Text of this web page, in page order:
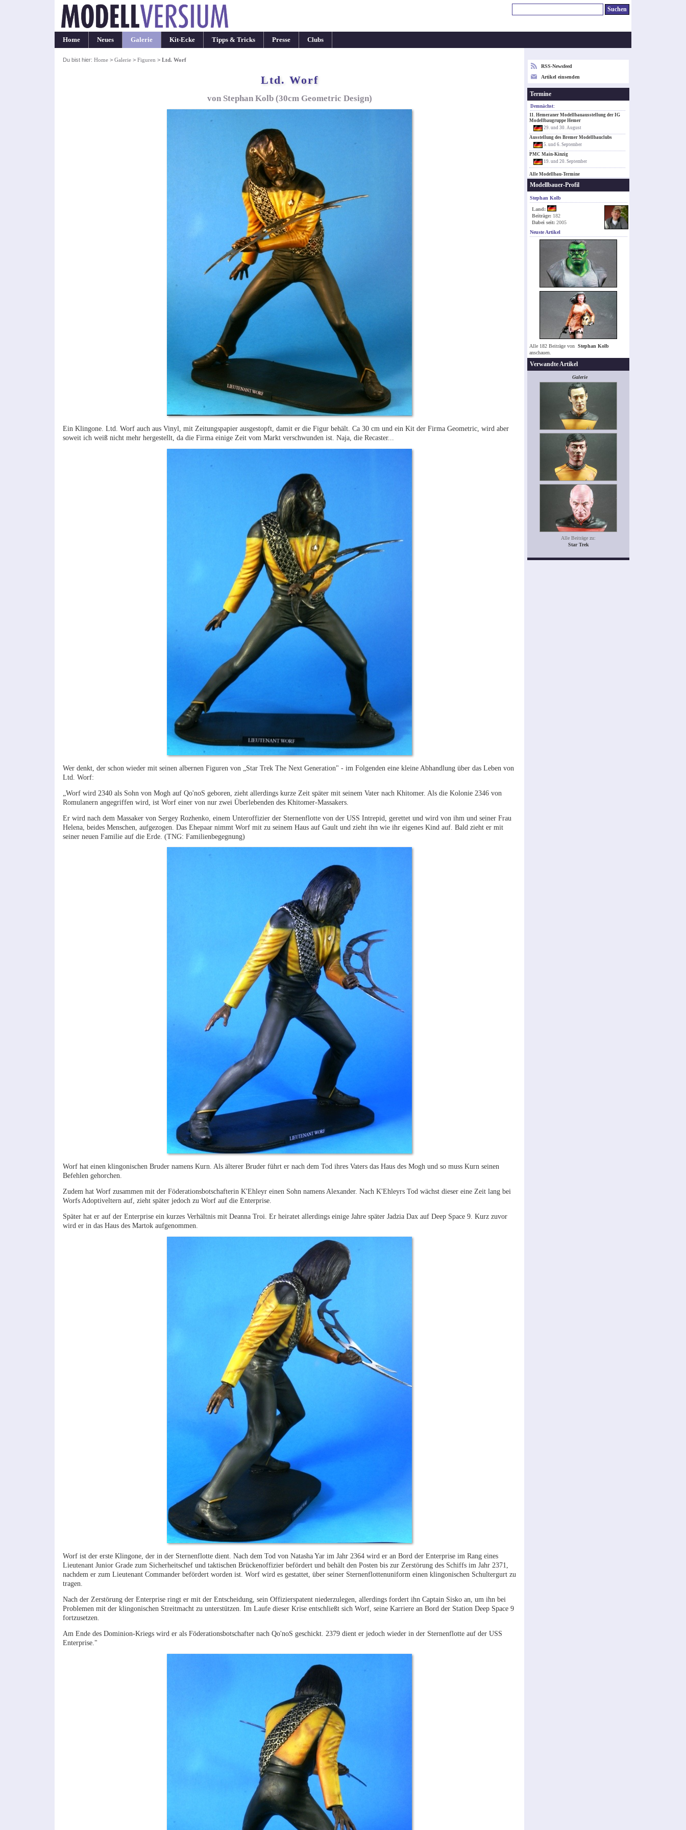
Home Neues Galerie Kit-Ecke Tipps & Tricks Presse Clubs
Du bist hier: Home> Galerie> Figuren > Ltd. Worf
Ltd. Worf
von Stephan Kolb (30cm Geometric Design)
Ein Klingone. Ltd. Worf auch aus Vinyl, mit Zeitungspapier ausgestopft, damit er die Figur behält. Ca 30 cm und ein Kit der Firma Geometric, wird aber
soweit ich weiß nicht mehr hergestellt, da die Firma einige Zeit vom Markt verschwunden ist. Naja, die Recaster...
Wer denkt, der schon wieder mit seinen albernen Figuren von „Star Trek The Next Generation" - im Folgenden eine kleine Abhandlung über das Leben von
Ltd. Worf:
„Worf wird 2340 als Sohn von Mogh auf Qo'noS geboren, zieht allerdings kurze Zeit später mit seinem Vater nach Khitomer. Als die Kolonie 2346 von
Romulanern angegriffen wird, ist Worf einer von nur zwei Überlebenden des Khitomer-Massakers.
Er wird nach dem Massaker von Sergey Rozhenko, einem Unteroffizier der Sternenflotte von der USS Intrepid, gerettet und wird von ihm und seiner Frau
Helena, beides Menschen, aufgezogen. Das Ehepaar nimmt Worf mit zu seinem Haus auf Gault und zieht ihn wie ihr eigenes Kind auf. Bald zieht er mit
seiner neuen Familie auf die Erde. (TNG: Familienbegegnung)
Worf hat einen klingonischen Bruder namens Kurn. Als älterer Bruder führt er nach dem Tod ihres Vaters das Haus des Mogh und so muss Kurn seinen
Befehlen gehorchen.
Zudem hat Worf zusammen mit der Föderationsbotschafterin K'Ehleyr einen Sohn namens Alexander. Nach K'Ehleyrs Tod wächst dieser eine Zeit lang bei
Worfs Adoptiveltern auf, zieht später jedoch zu Worf auf die Enterprise.
Später hat er auf der Enterprise ein kurzes Verhältnis mit Deanna Troi. Er heiratet allerdings einige Jahre später Jadzia Dax auf Deep Space 9. Kurz zuvor
wird er in das Haus des Martok aufgenommen.
Worf ist der erste Klingone, der in der Sternenflotte dient. Nach dem Tod von Natasha Yar im Jahr 2364 wird er an Bord der Enterprise im Rang eines
Lieutenant Junior Grade zum Sicherheitschef und taktischen Brückenoffizier befördert und behält den Posten bis zur Zerstörung des Schiffs im Jahr 2371,
nachdem er zum Lieutenant Commander befördert worden ist. Worf wird es gestattet, über seiner Sternenflottenuniform einen klingonischen Schultergurt zu
tragen.
Nach der Zerstörung der Enterprise ringt er mit der Entscheidung, sein Offizierspatent niederzulegen, allerdings fordert ihn Captain Sisko an, um ihn bei
Problemen mit der klingonischen Streitmacht zu unterstützen. Im Laufe dieser Krise entschließt sich Worf, seine Karriere an Bord der Station Deep Space 9
fortzusetzen.
Am Ende des Dominion-Kriegs wird er als Föderationsbotschafter nach Qo'noS geschickt. 2379 dient er jedoch wieder in der Sternenflotte auf der USS
Enterprise."
RSS-Newsfeed
Artikel einsenden
Termine
Demnächst:
11. Hemeraner Modellbauausstellung der IG
Modellbaugruppe Hemer
29. und 30. August
Ausstellung des Bremer Modellbauclubs
5. und 6. September
PMC Main-Kinzig
19. und 20. September
Alle Modellbau-Termine
Modellbauer-Profil
Stephan Kolb
Land:
Beiträge: 182
Dabei seit: 2005
Neuste Artikel
Alle 182 Beiträge von Stephan Kolb
anschauen.
Verwandte Artikel
Galerie
Alle Beiträge zu:
Star Trek